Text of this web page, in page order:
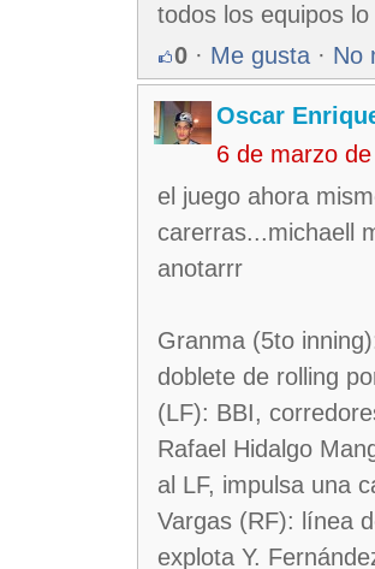
todos los equipos
0 · Me gusta · No
Oscar
6 de marzo
el juego ahora
carerras...michaell
anotarrr
Granma (5to
doblete de rolling
(LF): BBI,
Rafael Hidalgo
al LF, impulsa una
Vargas (RF): línea
explota Y.